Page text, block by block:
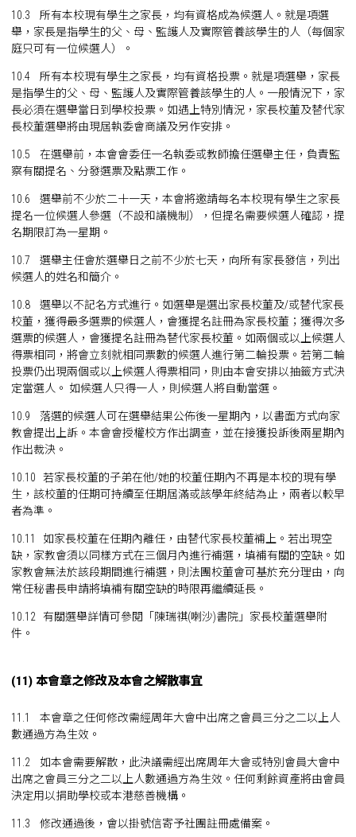
10.3 所有本校現有學生之家長，均有資格成為候選人。就是項選
舉，家長是指學生的父、母、監護人及實際管養該學生的人（每個家
庭只可有一位候選人）。
10.4 所有本校現有學生之家長，均有資格投票。就是項選舉，家長
是指學生的父、母、監護人及實際管養該學生的人。一般情況下，家
長必須在選舉當日到學校投票。如遇上特別情況，家長校董及替代家
長校董選舉將由現屆執委會商議及另作安排。
10.5 在選舉前，本會會委任一名執委或教師擔任選舉主任，負責監
察有關提名、分發選票及點票工作。
10.6 選舉前不少於二十一天，本會將邀請每名本校現有學生之家長
提名一位候選人參選（不設和議機制），但提名需要候選人確認，提
名期限訂為一星期。
10.7 選舉主任會於選舉日之前不少於七天，向所有家長發信，列出
候選人的姓名和簡介。
10.8 選舉以不記名方式進行。如選舉是選出家長校董及/或替代家長
校董，獲得最多選票的候選人，會獲提名註冊為家長校董；獲得次多
選票的候選人，會獲提名註冊為替代家長校董。如兩個或以上候選人
得票相同，將會立刻就相同票數的候選人進行第二輪投票。若第二輪
投票仍出現兩個或以上候選人得票相同，則由本會安排以抽籤方式決
定當選人。 如候選人只得一人，則候選人將自動當選。
10.9 落選的候選人可在選舉結果公佈後一星期內，以書面方式向家
教會提出上訴。本會會授權校方作出調查，並在接獲投訴後兩星期內
作出裁決。
10.10 若家長校董的子弟在他/她的校董任期內不再是本校的現有學
生，該校董的任期可持續至任期屆滿或該學年終結為止，兩者以較早
者為準。
10.11 如家長校董在任期內離任，由替代家長校董補上。若出現空
缺，家教會須以同樣方式在三個月內進行補選，填補有關的空缺。如
家教會無法於該段期間進行補選，則法團校董會可基於充分理由，向
常任秘書長申請將填補有關空缺的時限再繼續延長。
10.12 有關選舉詳情可參閱「陳瑞祺(喇沙)書院」家長校董選舉附
件。
(11) 本會章之修改及本會之解散事宜
11.1 本會章之任何修改需經周年大會中出席之會員三分之二以上人
數通過方為生效。
11.2 如本會需要解散，此決議需經出席周年大會或特別會員大會中
出席之會員三分之二以上人數通過方為生效。任何剩餘資產將由會員
決定用以捐助學校或本港慈善機構。
11.3 修改通過後，會以掛號信寄予社團註冊處備案。